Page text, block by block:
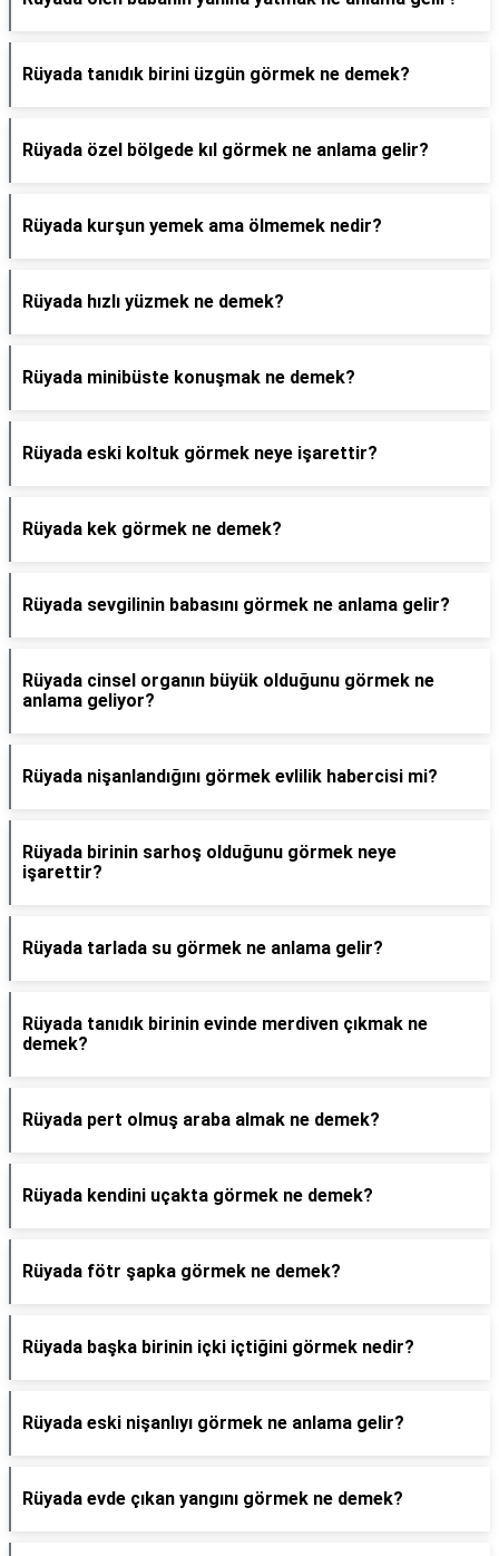
Rüyada tanıdık birini üzgün görmek ne demek?
Rüyada özel bölgede kıl görmek ne anlama gelir?
Rüyada kurşun yemek ama ölmemek nedir?
Rüyada hızlı yüzmek ne demek?
Rüyada minibüste konuşmak ne demek?
Rüyada eski koltuk görmek neye işarettir?
Rüyada kek görmek ne demek?
Rüyada sevgilinin babasını görmek ne anlama gelir?
Rüyada cinsel organın büyük olduğunu görmek ne
anlama geliyor?
Rüyada nişanlandığını görmek evlilik habercisi mi?
Rüyada birinin sarhoş olduğunu görmek neye
işarettir?
Rüyada tarlada su görmek ne anlama gelir?
Rüyada tanıdık birinin evinde merdiven çıkmak ne
demek?
Rüyada pert olmuş araba almak ne demek?
Rüyada kendini uçakta görmek ne demek?
Rüyada fötr şapka görmek ne demek?
Rüyada başka birinin içki içtiğini görmek nedir?
Rüyada eski nişanlıyı görmek ne anlama gelir?
Rüyada evde çıkan yangını görmek ne demek?